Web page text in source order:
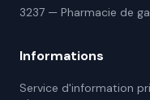
3237 — Pharmacie de
Informations
Service d'information